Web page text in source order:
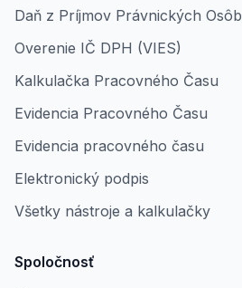
Daň z Príjmov Právnických Osôb
Overenie IČ DPH (VIES)
Kalkulačka Pracovného Času
Evidencia Pracovného Času
Evidencia pracovného času
Elektronický podpis
Všetky nástroje a kalkulačky
Spoločnosť